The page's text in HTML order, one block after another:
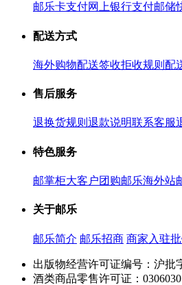
邮乐卡支付网上银行支付邮储
配送方式
海外购物配送签收拒收规则 配
售后服务
退换货规则 退款说明联系客服
特色服务
邮掌柜大客户团购邮乐海外站
关于邮乐
邮乐简介 邮乐招商 商家入驻
出版物经营许可证编号：沪批
酒类商品零售许可证：